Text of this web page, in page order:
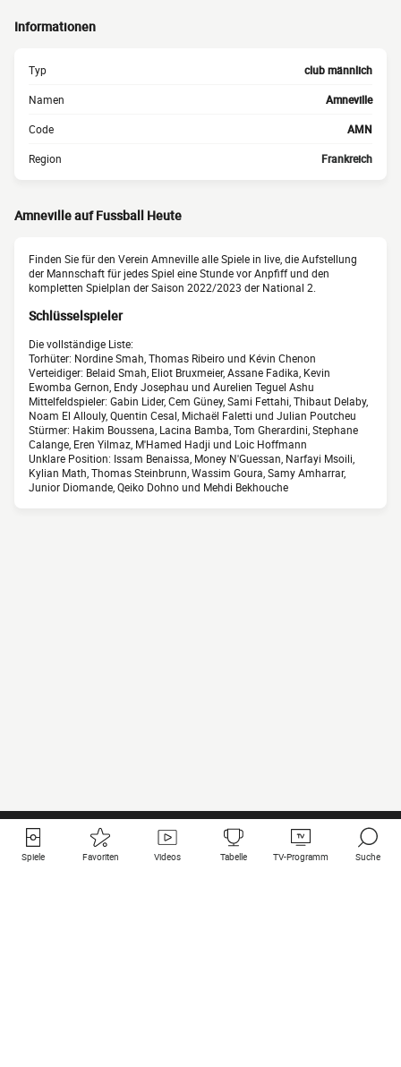
Informationen
Typ club männlich
Namen Amneville
Code AMN
Region Frankreich
Amneville auf Fussball Heute
Finden Sie für den Verein Amneville alle Spiele in live, die Aufstellung
der Mannschaft für jedes Spiel eine Stunde vor Anpfiff und den
kompletten Spielplan der Saison 2022/2023 der National 2.
Schlüsselspieler
Die vollständige Liste:
Torhüter: Nordine Smah, Thomas Ribeiro und Kévin Chenon
Verteidiger: Belaid Smah, Eliot Bruxmeier, Assane Fadika, Kevin
Ewomba Gernon, Endy Josephau und Aurelien Teguel Ashu
Mittelfeldspieler: Gabin Lider, Cem Güney, Sami Fettahi, Thibaut Delaby,
Noam El Allouly, Quentin Cesal, Michaël Faletti und Julian Poutcheu
Stürmer: Hakim Boussena, Lacina Bamba, Tom Gherardini, Stephane
Calange, Eren Yilmaz, M'Hamed Hadji und Loic Hoffmann
Unklare Position: Issam Benaissa, Money N'Guessan, Narfayi Msoili,
Kylian Math, Thomas Steinbrunn, Wassim Goura, Samy Amharrar,
Junior Diomande, Qeiko Dohno und Mehdi Bekhouche
Spiele Favoriten Videos Tabelle TV-Programm Suche